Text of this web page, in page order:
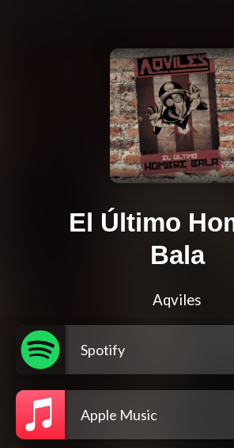
El Último
Bala
Aqviles
Spotify
Apple Music